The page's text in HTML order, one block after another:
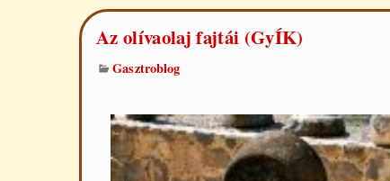
Az olívaolaj fajtái (GyÍK)
Gasztroblog